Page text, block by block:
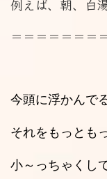
例えば、朝、白
＝＝＝＝＝＝＝
今頭に浮かんで
それをもっとも
小～っちゃくし